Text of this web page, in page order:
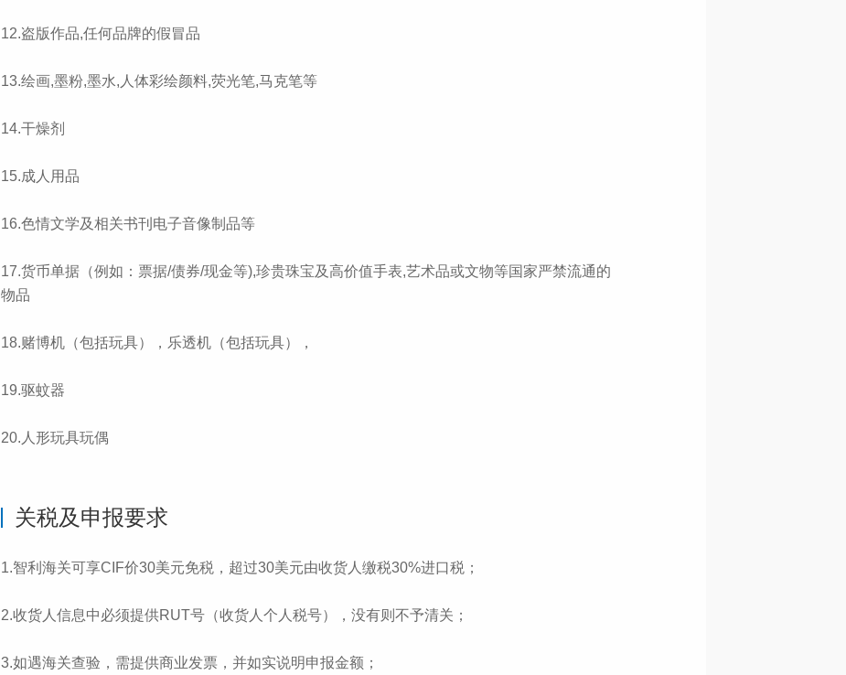
12.盗版作品,任何品牌的假冒品
13.绘画,墨粉,墨水,人体彩绘颜料,荧光笔,马克笔等
14.干燥剂
15.成人用品
16.色情文学及相关书刊电子音像制品等
17.货币单据（例如：票据/债券/现金等),珍贵珠宝及高价值手表,艺术品或文物等国家严禁流通的
物品
18.赌博机（包括玩具），乐透机（包括玩具），
19.驱蚊器
20.人形玩具玩偶
关税及申报要求
1.智利海关可享CIF价30美元免税，超过30美元由收货人缴税30%进口税；
2.收货人信息中必须提供RUT号（收货人个人税号），没有则不予清关；
3.如遇海关查验，需提供商业发票，并如实说明申报金额；